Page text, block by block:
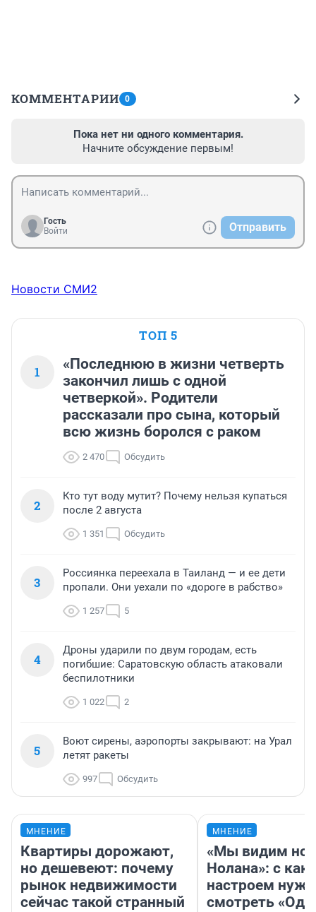
КОММЕНТАРИИ 0
Пока нет ни одного комментария.
Начните обсуждение первым!
Гость
Войти
Отправить
Новости СМИ2
ТОП 5
1
«Последнюю в жизни четверть
закончил лишь с одной
четверкой». Родители
рассказали про сына, который
всю жизнь боролся с раком
2 470 Обсудить
2
Кто тут воду мутит? Почему нельзя купаться
после 2 августа
1 351 Обсудить
3
Россиянка переехала в Таиланд — и ее дети
пропали. Они уехали по «дороге в рабство»
1 257 5
4
Дроны ударили по двум городам, есть
погибшие: Саратовскую область атаковали
беспилотники
1 022 2
5
Воют сирены, аэропорты закрывают: на Урал
летят ракеты
997 Обсудить
МНЕНИЕ
Квартиры дорожают,
но дешевеют: почему
рынок недвижимости
сейчас такой странный
МНЕНИЕ
«Мы видим
Нолана»: с
настроем
смотреть